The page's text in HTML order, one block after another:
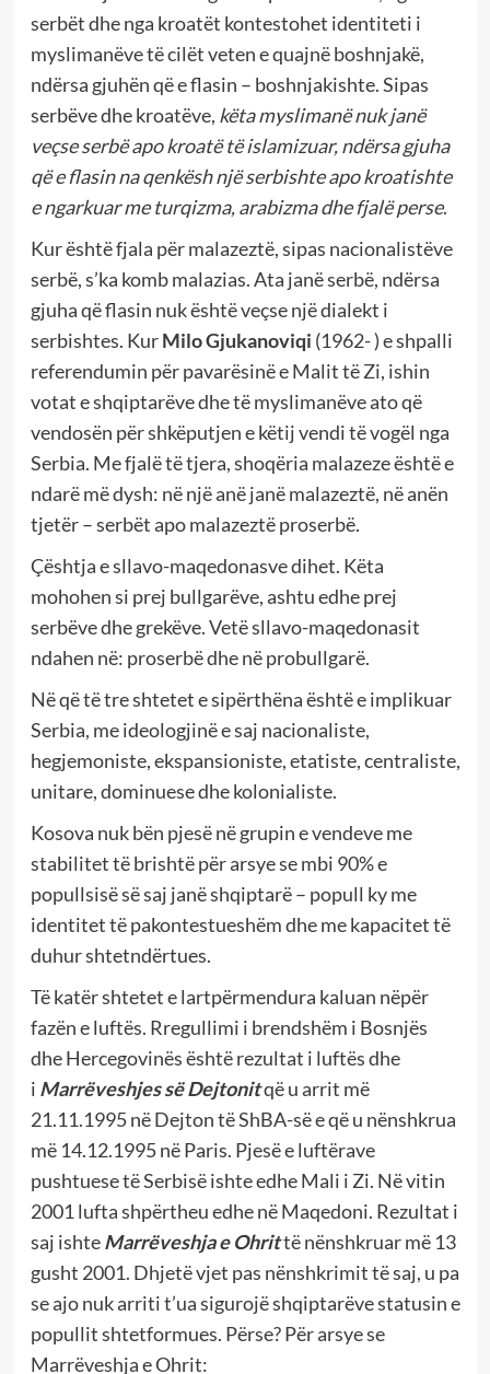
serbët dhe nga kroatët kontestohet identiteti i
myslimanëve të cilët veten e quajnë boshnjakë,
ndërsa gjuhën që e flasin – boshnjakishte. Sipas
serbëve dhe kroatëve, këta myslimanë nuk janë
veçse serbë apo kroatë të islamizuar, ndërsa gjuha
që e flasin na qenkësh një serbishte apo kroatishte
e ngarkuar me turqizma, arabizma dhe fjalë perse.
Kur është fjala për malazeztë, sipas nacionalistëve
serbë, s’ka komb malazias. Ata janë serbë, ndërsa
gjuha që flasin nuk është veçse një dialekt i
serbishtes. KurMilo Gjukanoviqi (1962- ) e shpalli
referendumin për pavarësinë e Malit të Zi, ishin
votat e shqiptarëve dhe të myslimanëve ato që
vendosën për shkëputjen e këtij vendi të vogël nga
Serbia. Me fjalë të tjera, shoqëria malazeze është e
ndarë më dysh: në një anë janë malazeztë, në anën
tjetër – serbët apo malazeztë proserbë.
Çështja e sllavo-maqedonasve dihet. Këta
mohohen si prej bullgarëve, ashtu edhe prej
serbëve dhe grekëve. Vetë sllavo-maqedonasit
ndahen në: proserbë dhe në probullgarë.
Në që të tre shtetet e sipërthëna është e implikuar
Serbia, me ideologjinë e saj nacionaliste,
hegjemoniste, ekspansioniste, etatiste, centraliste,
unitare, dominuese dhe kolonialiste.
Kosova nuk bën pjesë në grupin e vendeve me
stabilitet të brishtë për arsye se mbi 90% e
popullsisë së saj janë shqiptarë – popull ky me
identitet të pakontestueshëm dhe me kapacitet të
duhur shtetndërtues.
Të katër shtetet e lartpërmendura kaluan nëpër
fazën e luftës. Rregullimi i brendshëm i Bosnjës
dhe Hercegovinës është rezultat i luftës dhe
i Marrëveshjes së Dejtonitqë u arrit më
21.11.1995 në Dejton të ShBA-së e që u nënshkrua
më 14.12.1995 në Paris. Pjesë e luftërave
pushtuese të Serbisë ishte edhe Mali i Zi. Në vitin
2001 lufta shpërtheu edhe në Maqedoni. Rezultat i
saj ishteMarrëveshja e Ohrittë nënshkruar më 13
gusht 2001. Dhjetë vjet pas nënshkrimit të saj, u pa
se ajo nuk arriti t’ua sigurojë shqiptarëve statusin e
popullit shtetformues. Përse? Për arsye se
Marrëveshja e Ohrit: